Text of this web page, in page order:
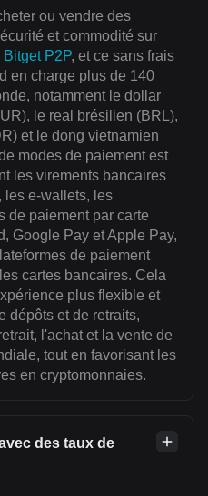
ou vendre des
et commodité sur
Bitget P2P, et ce sans frais
en charge plus de 140
notamment le dollar
le real brésilien (BRL),
et le dong vietnamien
modes de paiement est
les virements bancaires
les e-wallets, les
de paiement par carte
Google Pay et Apple Pay,
de paiement
cartes bancaires. Cela
plus flexible et
dépôts et de retraits,
l'achat et la vente de
tout en favorisant les
en cryptomonnaies.
des taux de